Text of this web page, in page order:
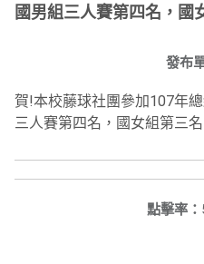
國男組三人賽第四名，國
發布
賀!本校藤球社團參加107年
三人賽第四名，國女組第三名
點擊率：